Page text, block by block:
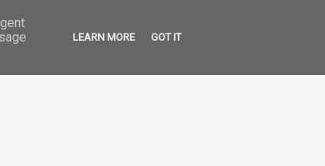
LEARN MORE GOT IT